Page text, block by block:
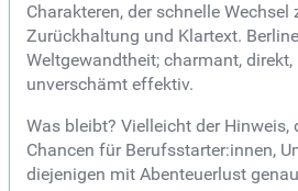
Charakteren, der schnelle
Zurückhaltung und Klartext.
Weltgewandtheit; charmant, direkt,
unverschämt effektiv.
Was bleibt? Vielleicht der Hinweis,
Chancen für Berufsstarter:innen,
diejenigen mit Abenteuerlust